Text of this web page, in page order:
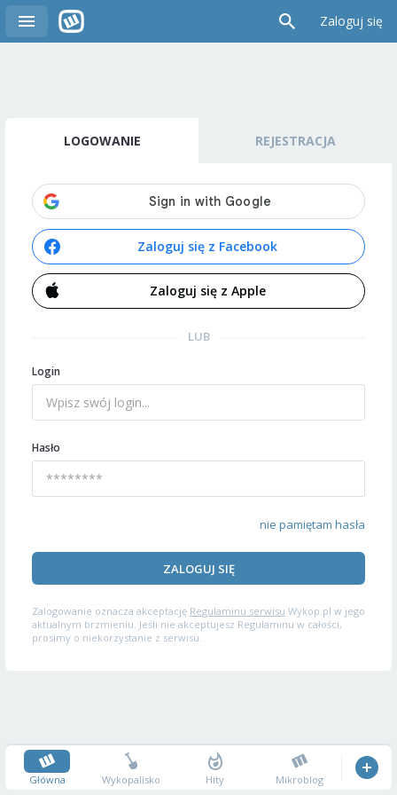
Zaloguj się
LOGOWANIE REJESTRACJA
Zaloguj się z Facebook
Zaloguj się z Apple
LUB
Login
Hasło
nie pamiętam hasła
ZALOGUJ SIĘ
Zalogowanie oznacza akceptację Regulaminu serwisu Wykop.pl w jego
aktualnym brzmieniu. Jeśli nie akceptujesz Regulaminu w całości,
prosimy o niekorzystanie z serwisu.
Główna Wykopalisko Hity Mikroblog